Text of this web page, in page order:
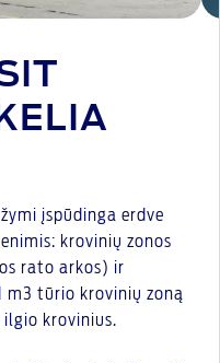
įspūdinga erdve
krovinių zonos
rato arkos) ir
m3 tūrio krovinių zoną
krovinius.